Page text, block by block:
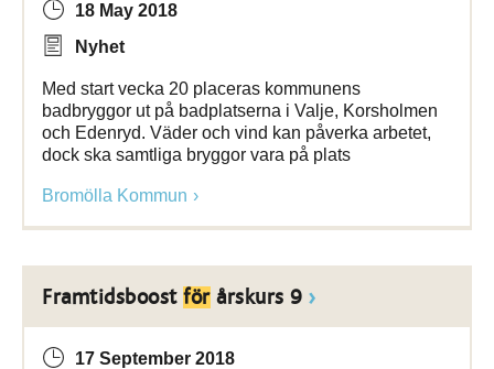
18 May 2018
Nyhet
Med start vecka 20 placeras kommunens
badbryggor ut på badplatserna i Valje, Korsholmen
och Edenryd. Väder och vind kan påverka arbetet,
dock ska samtliga bryggor vara på plats
Bromölla Kommun
Framtidsboost förårskurs 9
17 September 2018